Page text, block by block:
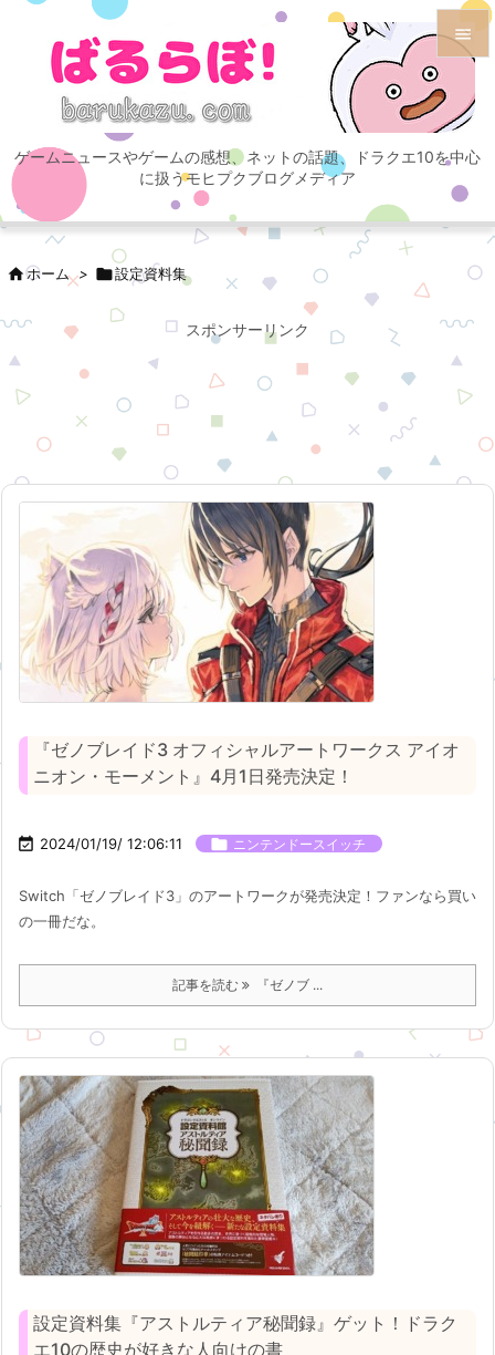
ゲームニュースやゲームの感想、ネットの話題、ドラクエ10を中心
に扱うモヒプクブログメディア

メニュ

サイド

次へ
検索
ホーム > 設定資料集
スポンサーリンク
『ゼノブレイド3 オフィシャルアートワークス アイオ
ニオン・モーメント』4月1日発売決定！
 2024/01/19/ 12:06:11  ニンテンドースイッチ
Switch「ゼノブレイド3」のアートワークが発売決定！ファンなら買い
の一冊だな。
記事を読む 『ゼノブ ...
設定資料集『アストルティア秘聞録』ゲット！ドラク
エ10の歴史が好きな人向けの書